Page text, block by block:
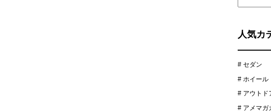
人気カ
# セダン
# ホイール
# アウトド
# アメマガ